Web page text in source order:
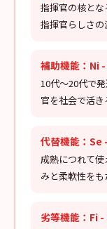
指揮官の核とな
指揮官らしさの
補助機能：Ni
10代〜20代で
官を社会で活き
代替機能：Se
成熟につれて
みと柔軟性をも
劣等機能：Fi